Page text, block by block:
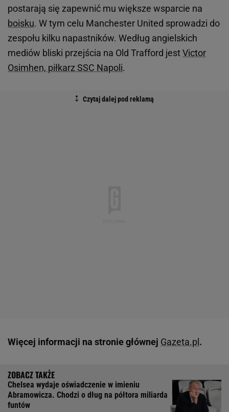
postarają się zapewnić mu większe wsparcie na
boisku. W tym celu Manchester United sprowadzi do
zespołu kilku napastników. Według angielskich
mediów bliski przejścia na Old Trafford jestVictor
Osimhen, piłkarz SSC Napoli.
Więcej informacji na stronie głównej Gazeta.pl .
Chelsea wydaje oświadczenie w imieniu
Abramowicza. Chodzi o dług na półtora miliarda
funtów